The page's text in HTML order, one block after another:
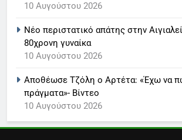
10 Αυγούστου 2026
Νέο περιστατικό απάτης στην
80χρονη γυναίκα
10 Αυγούστου 2026
Αποθέωσε Τζόλη ο Αρτέτα: «Έχω να
πράγματα»- Βίντεο
10 Αυγούστου 2026
8
Τέλος από τον
Παναγιώτης
1